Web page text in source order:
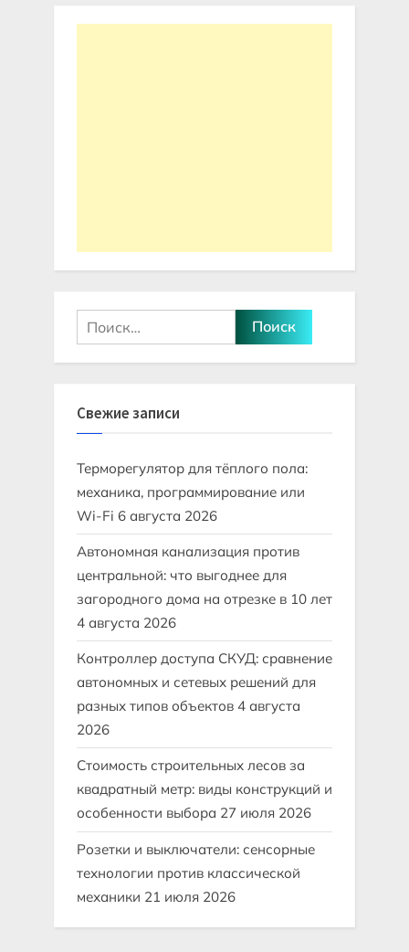
доме
Найти:
Свежие записи
Терморегулятор для тёплого пола:
механика, программирование или
Wi-Fi 6 августа 2026
Автономная канализация против
центральной: что выгоднее для
загородного дома на отрезке в 10 лет
4 августа 2026
Контроллер доступа СКУД: сравнение
автономных и сетевых решений для
разных типов объектов 4 августа
2026
Стоимость строительных лесов за
квадратный метр: виды конструкций и
особенности выбора 27 июля 2026
Розетки и выключатели: сенсорные
технологии против классической
механики 21 июля 2026